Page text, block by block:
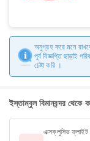
অনুগ্রহ করে মনে
পূর্ব বিজ্ঞপ্তি ছাড়াই
চেষ্টা করি ।
ইস্তাম্বুল বিমানবন্দর থেকে
এক্সক্লুসিভ ফ্লাইট